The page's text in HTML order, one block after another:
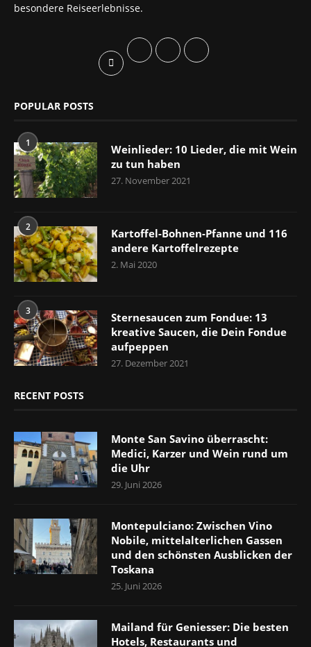
besondere Reiseerlebnisse.
POPULAR POSTS
1
Weinlieder: 10 Lieder, die mit Wein
zu tun haben
27. November 2021
2
Kartoffel-Bohnen-Pfanne und 116
andere Kartoffelrezepte
2. Mai 2020
3
Sternesaucen zum Fondue: 13
kreative Saucen, die Dein Fondue
aufpeppen
27. Dezember 2021
RECENT POSTS
Monte San Savino überrascht:
Medici, Karzer und Wein rund um
die Uhr
29. Juni 2026
Montepulciano: Zwischen Vino
Nobile, mittelalterlichen Gassen
und den schönsten Ausblicken der
Toskana
25. Juni 2026
Mailand für Geniesser: Die besten
Hotels, Restaurants und